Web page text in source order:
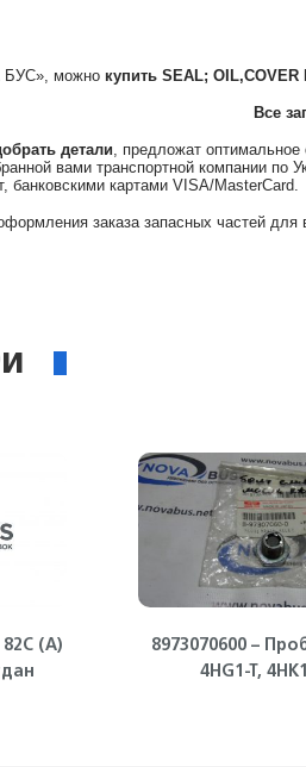
БУС», можно купить SEAL; OIL,COVER
Все
детали, предложат оптимальное
вами транспортной компании по
банковскими картами VISA/MasterCard.
заказа запасных частей
(А)
8973070600 –
4HG1-T,